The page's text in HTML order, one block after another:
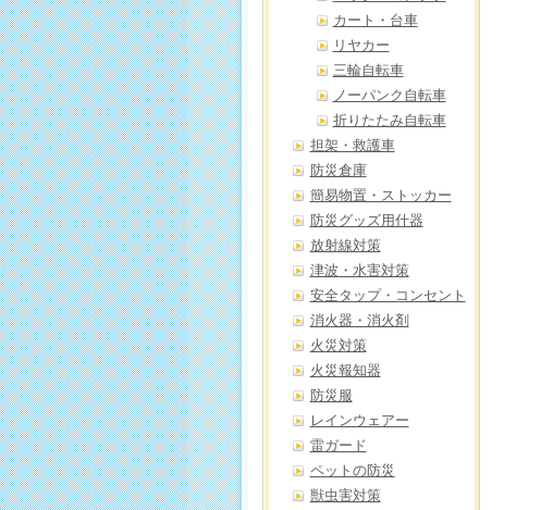
カート・台車
リヤカー
三輪自転車
ノーパンク自転車
折りたたみ自転車
担架・救護車
防災倉庫
簡易物置・ストッカー
防災グッズ用什器
放射線対策
津波・水害対策
安全タップ・コンセント
消火器・消火剤
火災対策
火災報知器
防災服
レインウェアー
雷ガード
ペットの防災
獣虫害対策